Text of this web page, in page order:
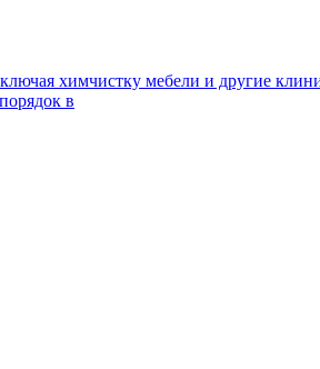
химчистку мебели и другие
в